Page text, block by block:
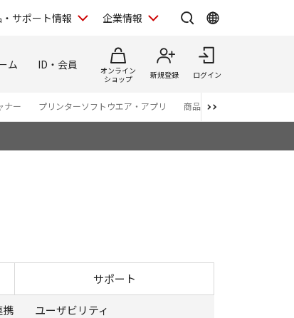
サポート情報 企業情報
ム ID・会員
オンライン
ショップ
新規登録 ログイン
ナー プリンターソフトウエア・アプリ 商品カタログ
サポート
携 ユーザビリティ